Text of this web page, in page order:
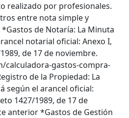
realizado por profesionales.
entre nota simple y
de Notaría: La Minuta
notarial oficial: Anexo I,
de 17 de noviembre.
calculadora-gastos-compra-
de la Propiedad: La
según el arancel oficial:
1427/1989, de 17 de
anterior *Gastos de Gestión